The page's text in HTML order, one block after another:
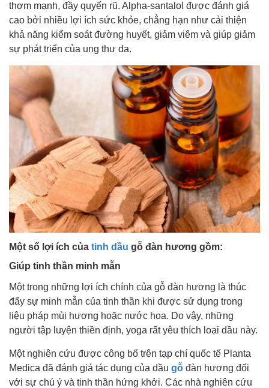
thơm mạnh, đầy quyến rũ. Alpha-santalol được đánh giá
cao bởi nhiều lợi ích sức khỏe, chẳng hạn như cải thiện
khả năng kiểm soát đường huyết, giảm viêm và giúp giảm
sự phát triển của ung thư da.
Một số lợi ích của tinh dầu gỗ đàn hương gồm:
Giúp tinh thần minh mẫn
Một trong những lợi ích chính của gỗ đàn hương là thúc
đẩy sự minh mẫn của tinh thần khi được sử dụng trong
liệu pháp mùi hương hoặc nước hoa. Do vậy, những
người tập luyện thiền định, yoga rất yêu thích loại dầu này.
Một nghiên cứu được công bố trên tạp chí quốc tế Planta
Medica đã đánh giá tác dụng của dầu gỗ đàn hương đối
với sự chú ý và tinh thần hứng khởi. Các nhà nghiên cứu